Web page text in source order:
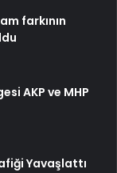
farkının
AKP ve MHP
Yavaşlattı